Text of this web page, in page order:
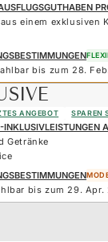
einem exklusiven
bis zum 28.
ANGEBOT SPAREN
Getränke
bis zum 29. Apr.